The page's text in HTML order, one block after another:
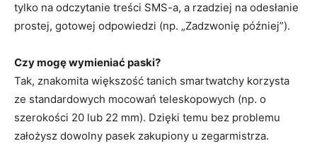
tylko na odczytanie treści SMS-a, a rzadziej na odesłanie
prostej, gotowej odpowiedzi (np. „Zadzwonię później”).
Czy mogę wymieniać paski?
Tak, znakomita większość tanich smartwatchy korzysta
ze standardowych mocowań teleskopowych (np. o
szerokości 20 lub 22 mm). Dzięki temu bez problemu
założysz dowolny pasek zakupiony u zegarmistrza.